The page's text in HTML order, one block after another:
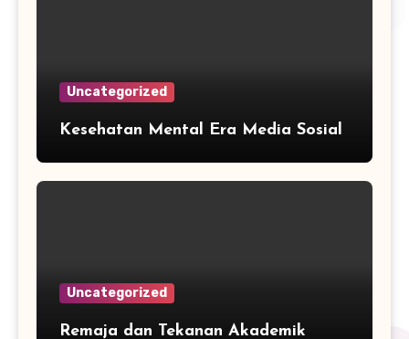
Uncategorized
Kesehatan Mental Era Media Sosial
Uncategorized
Remaja dan Tekanan Akademik